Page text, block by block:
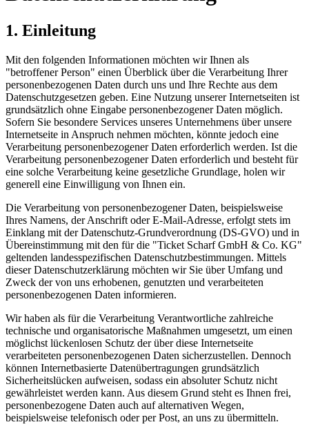
1. Einleitung
Mit den folgenden Informationen möchten wir Ihnen als
"betroffener Person" einen Überblick über die Verarbeitung Ihrer
personenbezogenen Daten durch uns und Ihre Rechte aus dem
Datenschutzgesetzen geben. Eine Nutzung unserer Internetseiten ist
grundsätzlich ohne Eingabe personenbezogener Daten möglich.
Sofern Sie besondere Services unseres Unternehmens über unsere
Internetseite in Anspruch nehmen möchten, könnte jedoch eine
Verarbeitung personenbezogener Daten erforderlich werden. Ist die
Verarbeitung personenbezogener Daten erforderlich und besteht für
eine solche Verarbeitung keine gesetzliche Grundlage, holen wir
generell eine Einwilligung von Ihnen ein.
Die Verarbeitung von personenbezogener Daten, beispielsweise
Ihres Namens, der Anschrift oder E-Mail-Adresse, erfolgt stets im
Einklang mit der Datenschutz-Grundverordnung (DS-GVO) und in
Übereinstimmung mit den für die "Ticket Scharf GmbH & Co. KG"
geltenden landesspezifischen Datenschutzbestimmungen. Mittels
dieser Datenschutzerklärung möchten wir Sie über Umfang und
Zweck der von uns erhobenen, genutzten und verarbeiteten
personenbezogenen Daten informieren.
Wir haben als für die Verarbeitung Verantwortliche zahlreiche
technische und organisatorische Maßnahmen umgesetzt, um einen
möglichst lückenlosen Schutz der über diese Internetseite
verarbeiteten personenbezogenen Daten sicherzustellen. Dennoch
können Internetbasierte Datenübertragungen grundsätzlich
Sicherheitslücken aufweisen, sodass ein absoluter Schutz nicht
gewährleistet werden kann. Aus diesem Grund steht es Ihnen frei,
personenbezogene Daten auch auf alternativen Wegen,
beispielsweise telefonisch oder per Post, an uns zu übermitteln.